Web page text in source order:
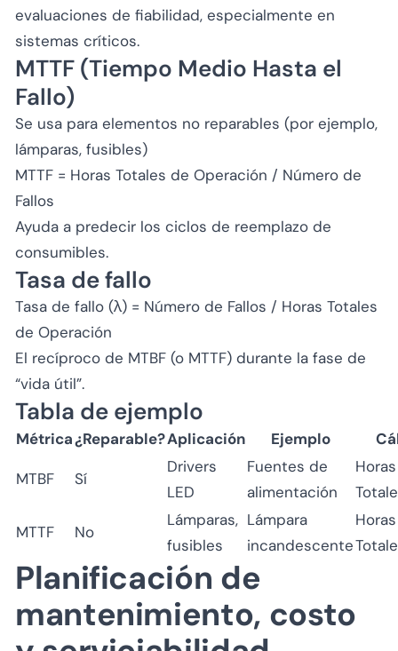
evaluaciones de fiabilidad, especialmente en
sistemas críticos.
MTTF (Tiempo Medio Hasta el
Fallo)
Se usa para elementos no reparables (por ejemplo,
lámparas, fusibles)
MTTF = Horas Totales de Operación / Número de
Fallos
Ayuda a predecir los ciclos de reemplazo de
consumibles.
Tasa de fallo
Tasa de fallo (λ) = Número de Fallos / Horas Totales
de Operación
El recíproco de MTBF (o MTTF) durante la fase de
“vida útil”.
Tabla de ejemplo
Métrica¿Reparable?Aplicación Ejemplo
MTBF Sí
Drivers
LED
Fuentes de
alimentación
Horas
MTTF No
Lámparas,
fusibles
Lámpara
incandescente
Horas
Planificación de
mantenimiento, costo